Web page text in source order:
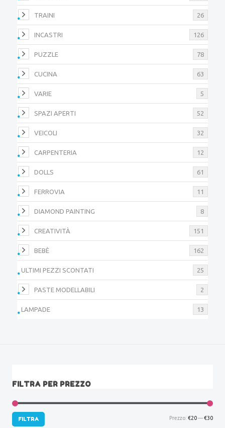
TRAINI 26
INCASTRI 126
PUZZLE 78
CUCINA 63
VARIE 5
SPAZI APERTI 52
VEICOLI 32
CARPENTERIA 12
DOLLS 61
FERROVIA 11
DIAMOND PAINTING 8
CREATIVITÀ 151
BEBÈ 162
ULTIMI PEZZI SCONTATI 25
PASTE MODELLABILI 2
LAMPADE 13
FILTRA PER PREZZO
FILTRA Prezzo: €20—€30